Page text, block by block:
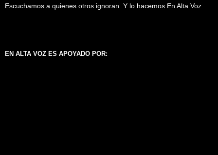
Escuchamos a quienes otros ignoran. Y lo hacemos En Alta Voz.
EN ALTA VOZ ES APOYADO POR: